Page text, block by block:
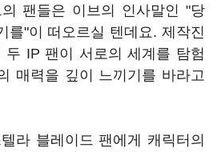
팬들은 이브의 인사말인 "당
를"이 떠오르실 텐데요. 제작진
IP 팬이 서로의 세계를 탐험
매력을 깊이 느끼기를 바라고
라 블레이드 팬에게 캐릭터의